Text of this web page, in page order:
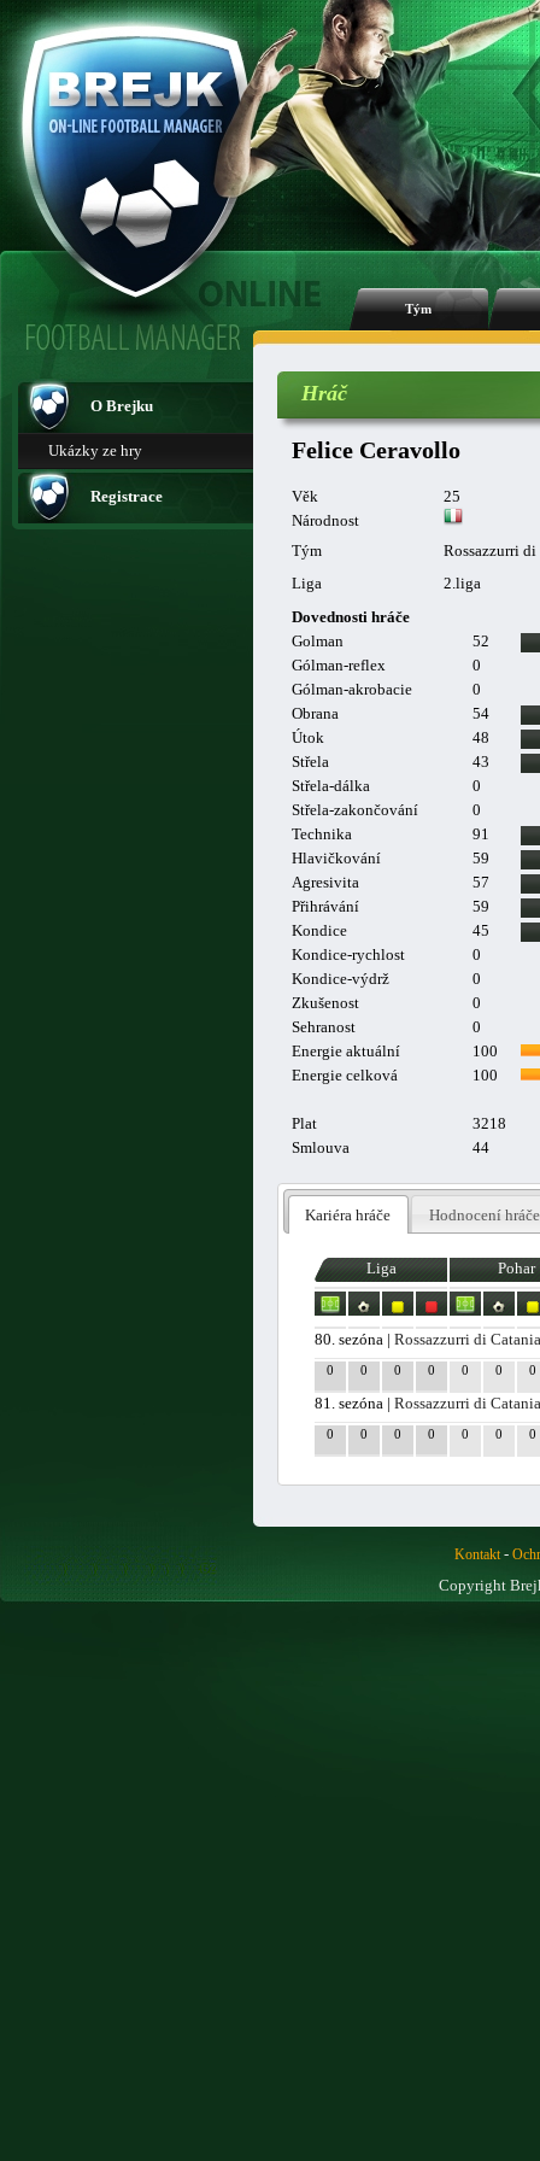
Tým
O Brejku
Ukázky ze hry
Registrace
Hráč
Felice Ceravollo
Věk
25
Národnost
Tým
Rossazzurri
Liga
2.liga
Dovednosti hráče
Golman
52
Gólman-reflex
0
Gólman-akrobacie
0
Obrana
54
Útok
48
Střela
43
Střela-dálka
0
Střela-zakončování
0
Technika
91
Hlavičkování
59
Agresivita
57
Přihrávání
59
Kondice
45
Kondice-rychlost
0
Kondice-výdrž
0
Zkušenost
0
Sehranost
0
Energie aktuální
100
Energie celková
100
Plat
3218
Smlouva
44
Kariéra hráče Hodnocení hráče
Liga Pohar
80. sezóna |Rossazzurri di
0 0 0 0 0 0 0
81. sezóna |Rossazzurri di
0 0 0 0 0 0 0
Kontakt-
Copyright